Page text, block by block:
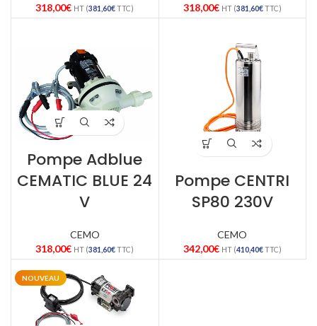
318,00€ HT (381,60€TTC)
318,00€ HT (381,60€TTC)
Pompe Adblue
CEMATIC BLUE 24
V
CEMO
318,00€ HT (381,60€TTC)
Pompe CENTRI
SP80 230V
CEMO
342,00€ HT (410,40€TTC)
NOUVEAU